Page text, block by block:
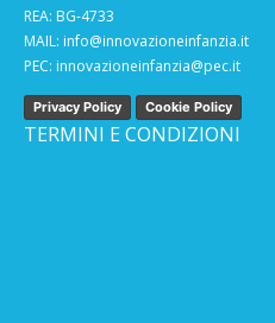
REA: BG-4733
MAIL: info@innovazioneinfanzia.it
PEC: innovazioneinfanzia@pec.it
Privacy Policy Cookie Policy
TERMINI E CONDIZIONI